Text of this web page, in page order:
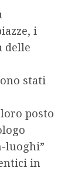
i
delle
stati
posto
luoghi”
in